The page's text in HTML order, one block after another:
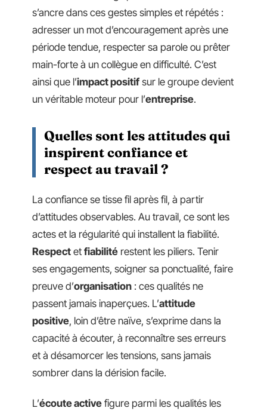
s’ancre dans ces gestes simples et répétés :
adresser un mot d’encouragement après une
période tendue, respecter sa parole ou prêter
main-forte à un collègue en difficulté. C’est
ainsi que l’impact positif sur le groupe devient
un véritable moteur pour l’entreprise.
Quelles sont les attitudes qui
inspirent confiance et
respect au travail ?
La confiance se tisse fil après fil, à partir
d’attitudes observables. Au travail, ce sont les
actes et la régularité qui installent la fiabilité.
Respect et fiabilité restent les piliers. Tenir
ses engagements, soigner sa ponctualité, faire
preuve d’organisation : ces qualités ne
passent jamais inaperçues. L’attitude
positive, loin d’être naïve, s’exprime dans la
capacité à écouter, à reconnaître ses erreurs
et à désamorcer les tensions, sans jamais
sombrer dans la dérision facile.
L’écoute active figure parmi les qualités les